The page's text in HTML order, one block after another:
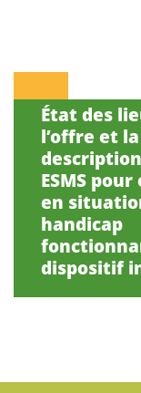
État des
l’offre et la
ESMS
en
handicap
dispositif